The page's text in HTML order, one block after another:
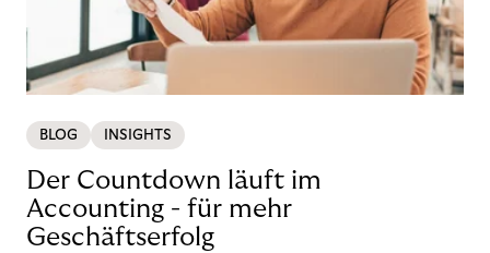
BLOG INSIGHTS
Der Countdown läuft im
Accounting - für mehr
Geschäftserfolg